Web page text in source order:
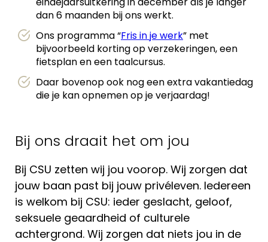
dan 6 maanden bij ons werkt.
Ons programma “Fris in je werk” met
bijvoorbeeld korting op verzekeringen, een
fietsplan en een taalcursus.
Daar bovenop ook nog een extra vakantiedag
die je kan opnemen op je verjaardag!
Bij ons draait het om jou
Bij CSU zetten wij jou voorop. Wij zorgen dat
jouw baan past bij jouw privéleven. Iedereen
is welkom bij CSU: ieder geslacht, geloof,
seksuele geaardheid of culturele
achtergrond. Wij zorgen dat niets jou in de